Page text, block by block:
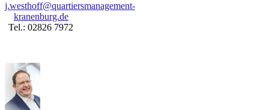
j.westhoff@quartiersmanagement-
kranenburg.de
Tel.: 02826 7972